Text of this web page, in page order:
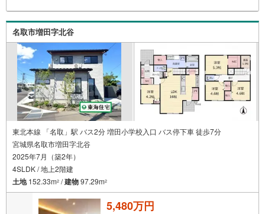
m）
名取市増田字北谷
東北本線 「名取」駅 バス2分 増田小学校入口 バス停下車 徒歩7分
宮城県名取市増田字北谷
2025年7月（築2年）
4SLDK / 地上2階建
土地152.33m2 /建物97.29m2
5,480万円